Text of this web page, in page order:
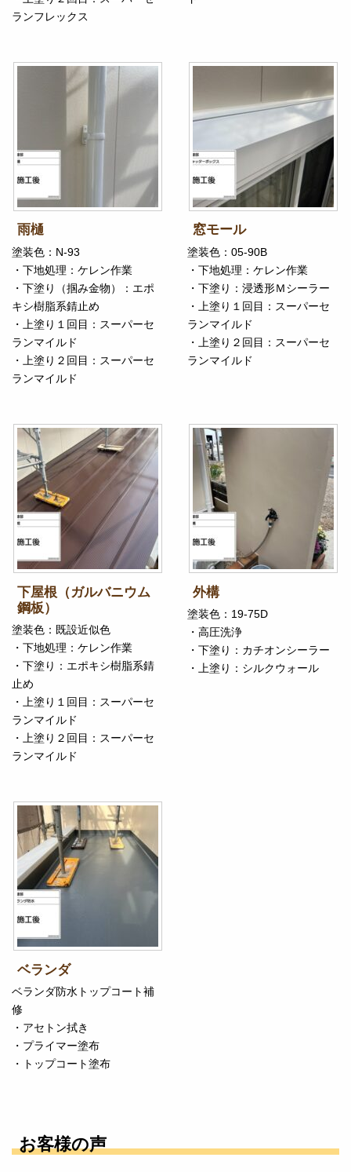
ランフレックス
雨樋
塗装色：N-93
・下地処理：ケレン作業
・下塗り（掴み金物）：エポ
キシ樹脂系錆止め
・上塗り１回目：スーパーセ
ランマイルド
・上塗り２回目：スーパーセ
ランマイルド
窓モール
塗装色：05-90B
・下地処理：ケレン作業
・下塗り：浸透形Ｍシーラー
・上塗り１回目：スーパーセ
ランマイルド
・上塗り２回目：スーパーセ
ランマイルド
下屋根（ガルバニウム
鋼板）
塗装色：既設近似色
・下地処理：ケレン作業
・下塗り：エポキシ樹脂系錆
止め
・上塗り１回目：スーパーセ
ランマイルド
・上塗り２回目：スーパーセ
ランマイルド
外構
塗装色：19-75D
・高圧洗浄
・下塗り：カチオンシーラー
・上塗り：シルクウォール
ベランダ
ベランダ防水トップコート補
修
・アセトン拭き
・プライマー塗布
・トップコート塗布
お客様の声